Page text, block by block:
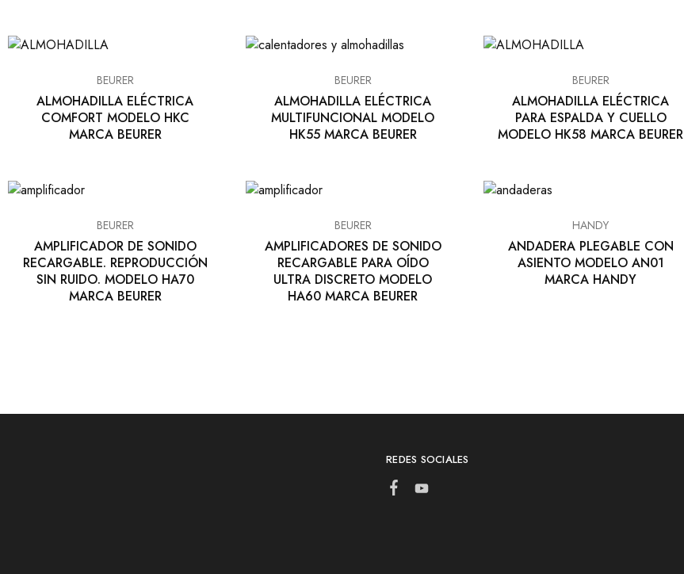
BEURER
ALMOHADILLA ELÉCTRICA
COMFORT MODELO HKC
MARCA BEURER
BEURER
ALMOHADILLA ELÉCTRICA
MULTIFUNCIONAL MODELO
HK55 MARCA BEURER
BEURER
ALMOHADILLA ELÉCTRICA
PARA ESPALDA Y CUELLO
MODELO HK58 MARCA BEURER
BEURER
AMPLIFICADOR DE SONIDO
RECARGABLE. REPRODUCCIÓN
SIN RUIDO. MODELO HA70
MARCA BEURER
BEURER
AMPLIFICADORES DE SONIDO
RECARGABLE PARA OÍDO
ULTRA DISCRETO MODELO
HA60 MARCA BEURER
HANDY
ANDADERA PLEGABLE CON
ASIENTO MODELO AN01
MARCA HANDY
REDES SOCIALES